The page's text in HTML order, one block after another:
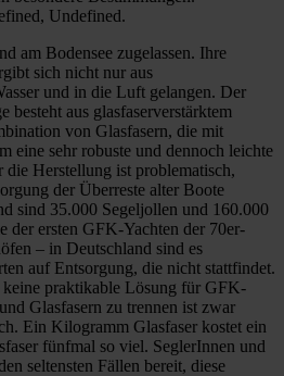
Undefined.
am Bodensee zugelassen. Ihre
sich nicht nur aus
und in die Luft gelangen. Der
besteht aus glasfaserverstärktem
von Glasfasern, die mit
eine sehr robuste und dennoch leichte
Herstellung ist problematisch,
der Überreste alter Boote
sind 35.000 Segeljollen und 160.000
der ersten GFK-Yachten der 70er-
– in Deutschland sind es
auf Entsorgung, die nicht stattfindet.
keine praktikable Lösung für GFK-
Glasfasern zu trennen ist zwar
Ein Kilogramm Glasfaser kostet ein
fünfmal so viel. SeglerInnen und
seltensten Fällen bereit, diese